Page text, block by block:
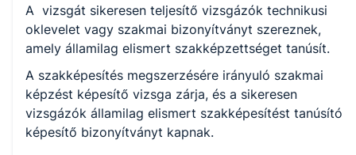
A vizsgát sikeresen teljesítő vizsgázók technikusi
oklevelet vagy szakmai bizonyítványt szereznek,
amely államilag elismert szakképzettséget tanúsít.
A szakképesítés megszerzésére irányuló szakmai
képzést képesítő vizsga zárja, és a sikeresen
vizsgázók államilag elismert szakképesítést tanúsító
képesítő bizonyítványt kapnak.